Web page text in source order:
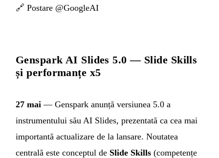
🔗 Postare @GoogleAI
Genspark AI Slides 5.0 — Slide Skills
și performanțe x5
27 mai — Genspark anunță versiunea 5.0 a
instrumentului său AI Slides, prezentată ca cea mai
importantă actualizare de la lansare. Noutatea
centrală este conceptul de Slide Skills (competențe